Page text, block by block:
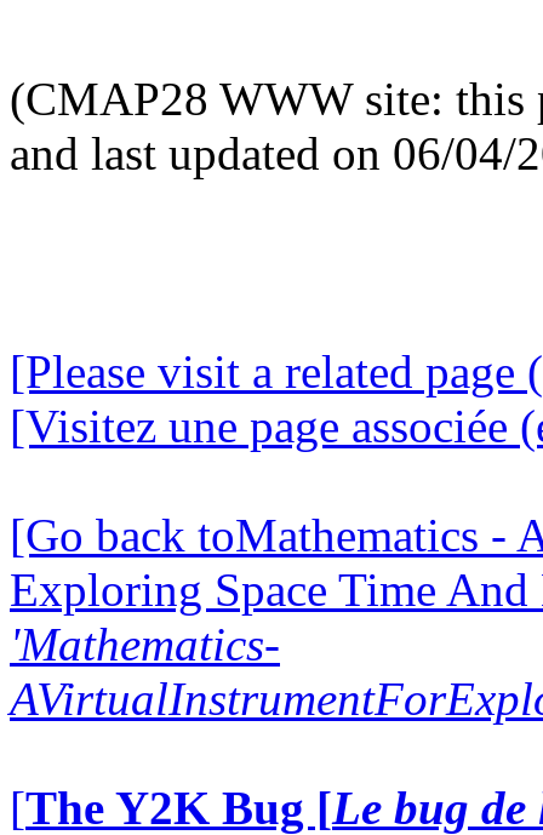
(CMAP28 WWW site: this
and last updated on 06/04/
[Please visit a related
[Visitez une page
[Go back toMathematics -
Exploring Space Time
'Mathematics-
[The Y2K Bug [Le bug